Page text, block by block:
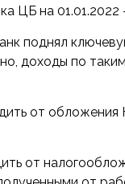
ЦБ на 01.01.2022
поднял
доходы по
от
от